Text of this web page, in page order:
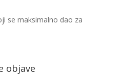
se maksimalno dao za
objave